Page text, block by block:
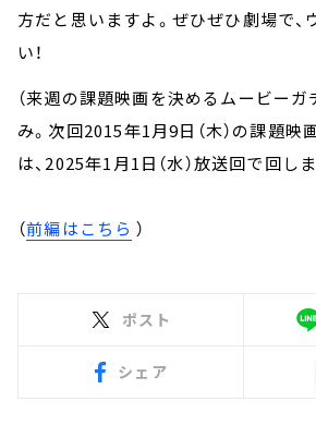
方だと思いますよ。ぜひぜひ劇場で、
い！
（来週の課題映画を決めるムービー
み。次回2015年1月9日（木）の課題映
は、2025年1月1日（水）放送回で回しま
（前編はこちら ）
ポスト
シェア